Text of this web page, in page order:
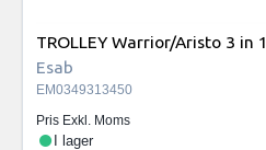
TROLLEY Warrior/Aristo 3 in 1
Esab
EM0349313450
Pris Exkl. Moms
I lager